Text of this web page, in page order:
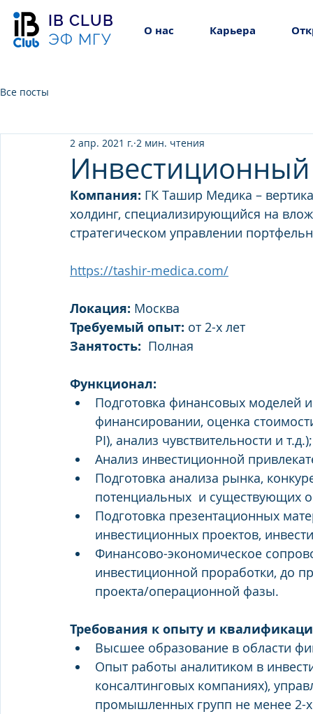
IB CLUB
ЭФ МГУ
О нас Карьера
Все посты
2 апр. 2021 г. 2 мин. чтения
Компания: ГК Ташир Медика –
холдинг, специализирующийся на
стратегическом управлении
https://tashir-medica.com/
Локация: Москва
Требуемый опыт: от 2-х лет
Занятость: Полная
Функционал:
Подготовка финансовых моделей
финансировании, оценка
PI), анализ чувствительности и
Анализ инвестиционной
Подготовка анализа рынка,
потенциальных  и существующих
Подготовка презентационных
инвестиционных проектов,
Финансово-экономическое
инвестиционной проработки, до
проекта/операционной фазы.
Требования к опыту и
Высшее образование в области
Опыт работы аналитиком в
консалтинговых компаниях),
промышленных групп не менее 2-